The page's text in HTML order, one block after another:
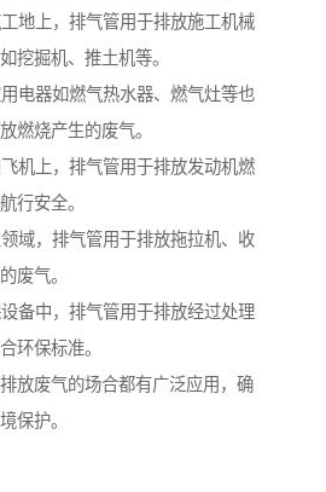
地上，排气管用于排放施工机械
挖掘机、推土机等。
电器如燃气热水器、燃气灶等也
燃烧产生的废气。
机上，排气管用于排放发动机燃
行安全。
域，排气管用于排放拖拉机、收
废气。
备中，排气管用于排放经过处理
环保标准。
放废气的场合都有广泛应用，确
保护。